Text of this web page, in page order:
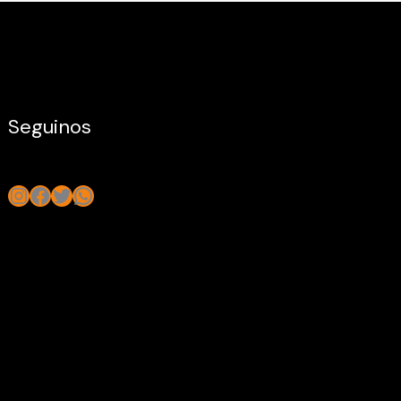
Seguinos
Instagram
Facebook
Twitter
WhatsApp